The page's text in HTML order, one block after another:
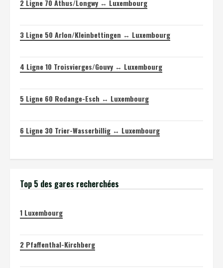
2 Ligne 70 Athus/Longwy ↔ Luxembourg
3 Ligne 50 Arlon/Kleinbettingen ↔ Luxembourg
4 Ligne 10 Troisvierges/Gouvy ↔ Luxembourg
5 Ligne 60 Rodange-Esch ↔ Luxembourg
6 Ligne 30 Trier-Wasserbillig ↔ Luxembourg
Top 5 des gares recherchées
1 Luxembourg
2 Pfaffenthal-Kirchberg